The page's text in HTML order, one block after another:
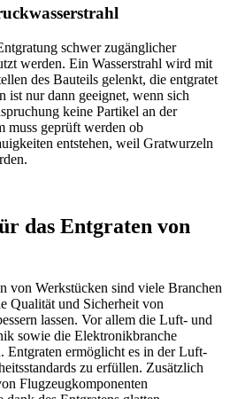
schwer zugänglicher
werden. Ein Wasserstrahl wird mit
des Bauteils gelenkt, die entgratet
ist nur dann geeignet, wenn sich
keine Partikel an der
muss geprüft werden ob
entstehen, weil Gratwurzeln
das Entgraten von
von Werkstücken sind viele Branchen
Qualität und Sicherheit von
lassen. Vor allem die Luft- und
sowie die Elektronikbranche
Entgraten ermöglicht es in der Luft-
zu erfüllen. Zusätzlich
Flugzeugkomponenten